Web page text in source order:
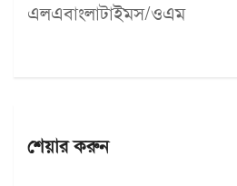
এলএবাংলাটাইমস/ওএম
শেয়ার করুন